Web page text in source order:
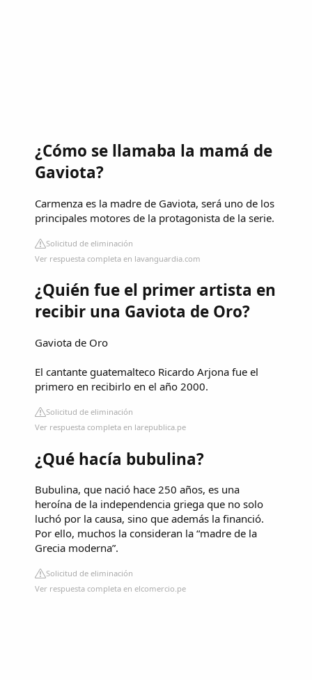
¿Cómo se llamaba la mamá de
Gaviota?
Carmenza es la madre de Gaviota, será uno de los
principales motores de la protagonista de la serie.
Solicitud de eliminación
Ver respuesta completa en lavanguardia.com
¿Quién fue el primer artista en
recibir una Gaviota de Oro?
Gaviota de Oro
El cantante guatemalteco Ricardo Arjona fue el
primero en recibirlo en el año 2000.
Solicitud de eliminación
Ver respuesta completa en larepublica.pe
¿Qué hacía bubulina?
Bubulina, que nació hace 250 años, es una
heroína de la independencia griega que no solo
luchó por la causa, sino que además la financió.
Por ello, muchos la consideran la “madre de la
Grecia moderna”.
Solicitud de eliminación
Ver respuesta completa en elcomercio.pe